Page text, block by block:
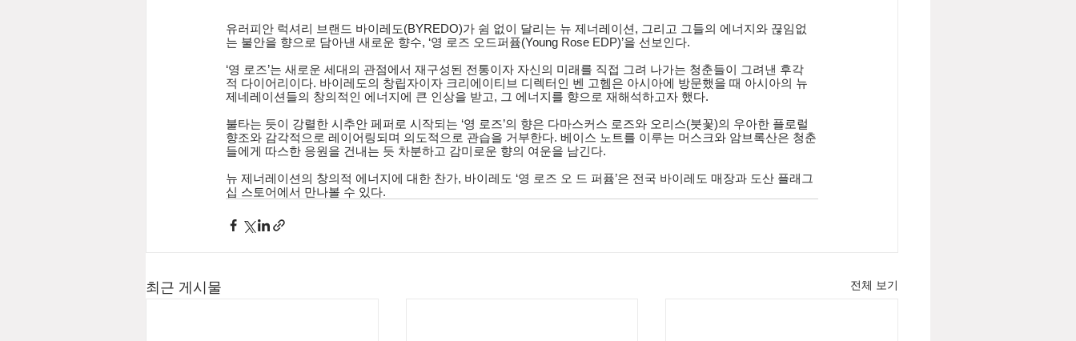
유러피안 럭셔리 브랜드 바이레도(BYREDO)가 쉼 없이 달리는 뉴 제너레이션, 그리고 그들의 에너지와 끊임없
는 불안을 향으로 담아낸 새로운 향수, ‘영 로즈 오드퍼퓸(Young Rose EDP)’을 선보인다.
‘영 로즈’는 새로운 세대의 관점에서 재구성된 전통이자 자신의 미래를 직접 그려 나가는 청춘들이 그려낸 후각
적 다이어리이다. 바이레도의 창립자이자 크리에이티브 디렉터인 벤 고헴은 아시아에 방문했을 때 아시아의 뉴
제네레이션들의 창의적인 에너지에 큰 인상을 받고, 그 에너지를 향으로 재해석하고자 했다.
불타는 듯이 강렬한 시추안 페퍼로 시작되는 ‘영 로즈’의 향은 다마스커스 로즈와 오리스(붓꽃)의 우아한 플로럴
향조와 감각적으로 레이어링되며 의도적으로 관습을 거부한다. 베이스 노트를 이루는 머스크와 암브록산은 청춘
들에게 따스한 응원을 건내는 듯 차분하고 감미로운 향의 여운을 남긴다.
뉴 제너레이션의 창의적 에너지에 대한 찬가, 바이레도 ‘영 로즈 오 드 퍼퓸’은 전국 바이레도 매장과 도산 플래그
십 스토어에서 만나볼 수 있다.
최근 게시물 전체 보기